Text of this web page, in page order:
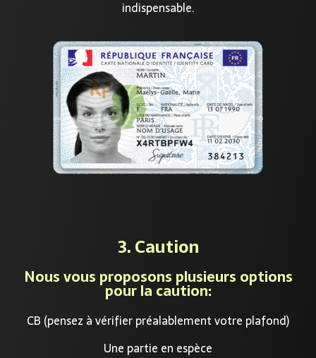
indispensable.
3. Caution
Nous vous proposons plusieurs options
pour la caution:
CB (pensez à vérifier préalablement votre plafond)
Une partie en espèce